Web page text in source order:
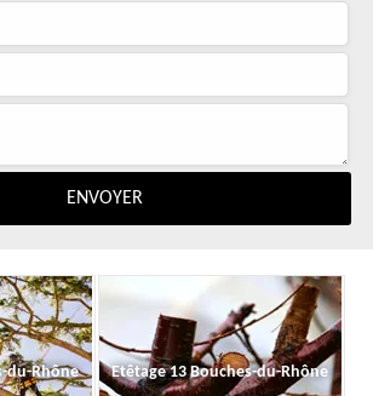
du-Rhône Etêtage 13 Bouches-du-Rhône